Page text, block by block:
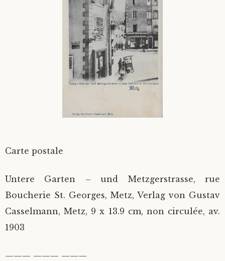
Langues étrangères
Carte postale
Untere Garten – und Metzgerstrasse, rue
Boucherie St. Georges, Metz, Verlag von Gustav
Casselmann, Metz, 9 x 13.9 cm, non circulée, av.
1903
——— ——— ———